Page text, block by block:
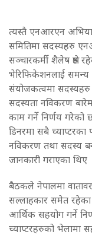
त्यस्तै एनआरएन
समितिमा सदस्यहरु
सञ्चारकर्मी शैलेष श्रेष्ठ
भेरिफिकेशनलाई समन्य
संयोजकत्वमा सदस्यहरु
सदस्यता नविकरण
काम गर्ने निर्णय
डिनरमा सबै च्याप्टरका
नविकरण तथा सदस्य
जानकारी गराएका थिए
बैठकले नेपालमा
सल्लाहकार समेत रहेका
आर्थिक सहयोग गर्ने
च्याप्टरहरुको भेलामा